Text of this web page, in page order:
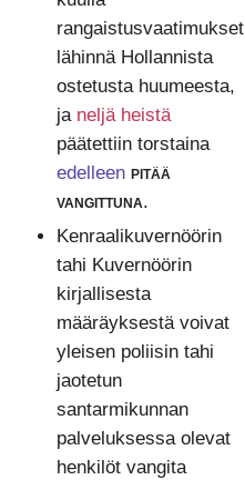
rangaistusvaatimukset
lähinnä Hollannista
ostetusta huumeesta,
ja neljä heistä
päätettiin torstaina
edelleen pitää
vangittuna.
Kenraalikuvernöörin
tahi Kuvernöörin
kirjallisesta
määräyksestä voivat
yleisen poliisin tahi
jaotetun
santarmikunnan
palveluksessa olevat
henkilöt vangita